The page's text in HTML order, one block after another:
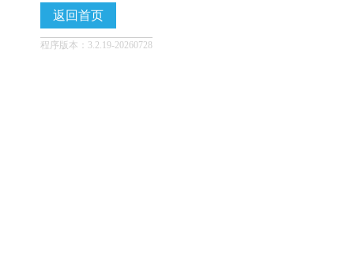
返回首页
程序版本：3.2.19-20260728